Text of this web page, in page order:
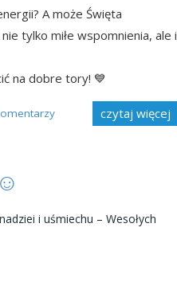
A może Święta
tylko miłe wspomnienia, ale i
na dobre tory! 💙
czytaj więcej
i uśmiechu – Wesołych